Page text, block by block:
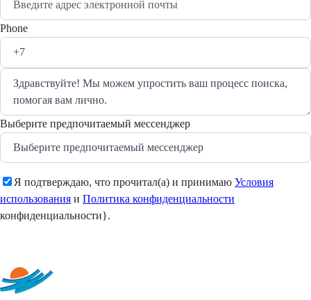
Phone
Выберите предпочитаемый мессенджер
Я подтверждаю, что прочитал(а) и принимаю Условия
использования и Политика конфиденциальности
конфиденциальности}.